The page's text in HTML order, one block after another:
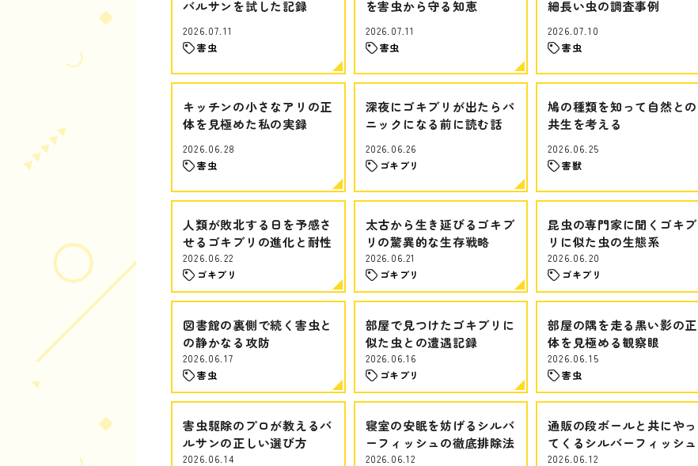
バルサンを試した記録
2026.07.11
害虫
を害虫から守る知恵
2026.07.11
害虫
細長い虫の調査事例
2026.07.10
害虫
キッチンの小さなアリの正
体を見極めた私の実録
2026.06.28
害虫
深夜にゴキブリが出たらパ
ニックになる前に読む話
2026.06.26
ゴキブリ
鳩の種類を知って自然との
共生を考える
2026.06.25
害獣
人類が敗北する日を予感さ
せるゴキブリの進化と耐性
2026.06.22
ゴキブリ
太古から生き延びるゴキブ
リの驚異的な生存戦略
2026.06.21
ゴキブリ
昆虫の専門家に聞くゴキブ
リに似た虫の生態系
2026.06.20
ゴキブリ
図書館の裏側で続く害虫と
の静かなる攻防
2026.06.17
害虫
部屋で見つけたゴキブリに
似た虫との遭遇記録
2026.06.16
ゴキブリ
部屋の隅を走る黒い影の正
体を見極める観察眼
2026.06.15
害虫
害虫駆除のプロが教えるバ
ルサンの正しい選び方
2026.06.14
寝室の安眠を妨げるシルバ
ーフィッシュの徹底排除法
2026.06.12
通販の段ボールと共にやっ
てくるシルバーフィッシュ
2026.06.12